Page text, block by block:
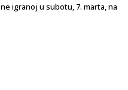
igranoj u subotu, 7. marta, na